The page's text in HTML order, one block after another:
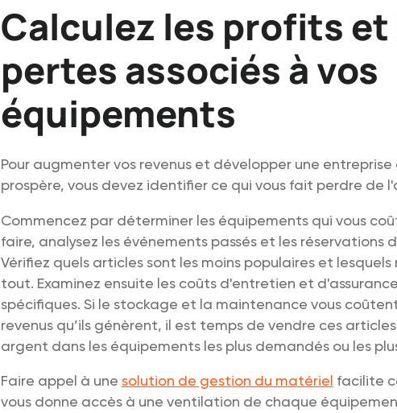
Calculez les profits et
pertes associés à vos
équipements
Pour augmenter vos revenus et développer une
prospère, vous devez identifier ce qui vous fait perdre de
Commencez par déterminer les équipements qui vous
faire, analysez les événements passés et les réservations
Vérifiez quels articles sont les moins populaires et
tout. Examinez ensuite les coûts d'entretien et
spécifiques. Si le stockage et la maintenance vous
revenus qu’ils génèrent, il est temps de vendre ces
argent dans les équipements les plus demandés ou les
Faire appel à une solution de gestion du matériel facilite
vous donne accès à une ventilation de chaque